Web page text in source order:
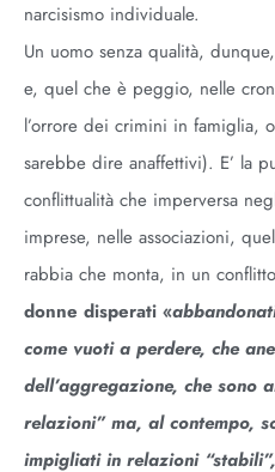
narcisismo individuale.
Un uomo senza qualità,
e, quel che è peggio, nelle
l’orrore dei crimini in famiglia,
sarebbe dire anaffettivi). E’ la
conflittualità che imperversa
imprese, nelle associazioni,
rabbia che monta, in un
donne disperati «
come vuoti a perdere, che
dell’aggregazione, che sono
relazioni” ma, al contempo,
impigliati in relazioni “stabili”,